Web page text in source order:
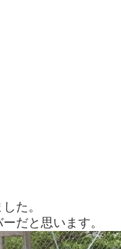
た。
だと思います。